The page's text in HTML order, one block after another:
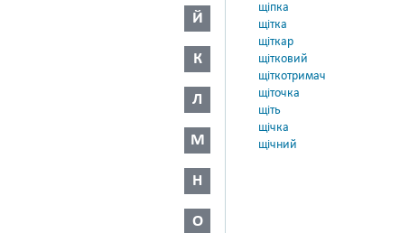
Й
К
Л
М
Н
О
щіпка
щітка
щіткар
щітковий
щіткотримач
щіточка
щіть
щічка
щічний